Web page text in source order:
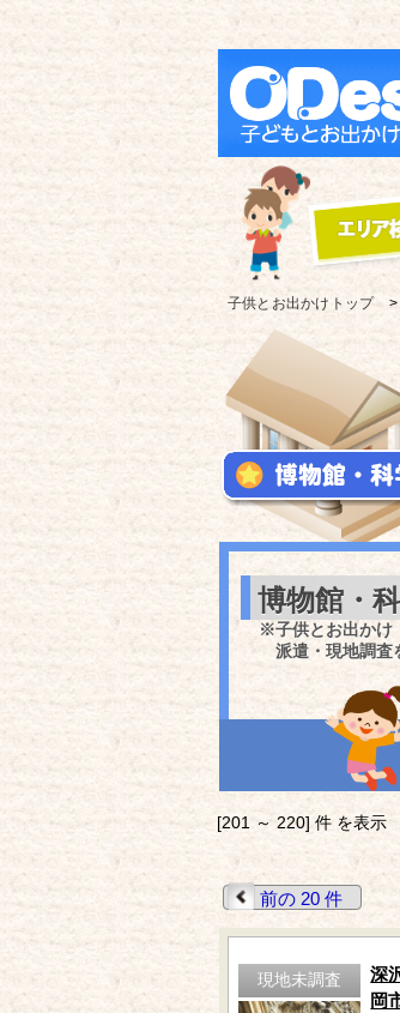
子供とお出かけ トップ
博物館・
※子供とお出かけ
派遣・現地調査
[201 ～ 220] 件 を表示
前の 20 件
現地未調査
深
岡